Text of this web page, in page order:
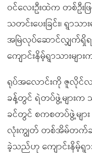
ဝင်လေးဦးထဲက တစ်ဦး
သတင်းပေးခြင်း၊ ရွာသ
အမြဲလုပ်ဆောင်လျှက်ရှိ
ကျောင်းနိမ့်ရွာသားမျ
ရုပ်အလောင်းကို ဇူလိုင်လ
ခန့်တွင် ရဲတပ်ဖွဲ့များက
ခင်တွင် စကစတပ်ဖွဲ့မျာ
လုံးကျွတ် တစ်အိမ်တက်ဆ
ခဲ့သည်ဟု ကျောင်းနိမ့်ရွာ